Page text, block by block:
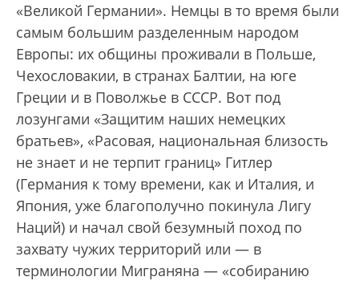
«Великой Германии». Немцы в то время были
самым большим разделенным народом
Европы: их общины проживали в Польше,
Чехословакии, в странах Балтии, на юге
Греции и в Поволжье в СССР. Вот под
лозунгами «Защитим наших немецких
братьев», «Расовая, национальная близость
не знает и не терпит границ» Гитлер
(Германия к тому времени, как и Италия, и
Япония, уже благополучно покинула Лигу
Наций) и начал свой безумный поход по
захвату чужих территорий или — в
терминологии Миграняна — «собиранию